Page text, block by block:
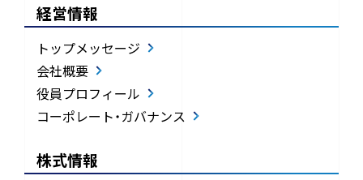
経営情報
トップメッセージ
会社概要
役員プロフィール
コーポレート・ガバナンス
株式情報